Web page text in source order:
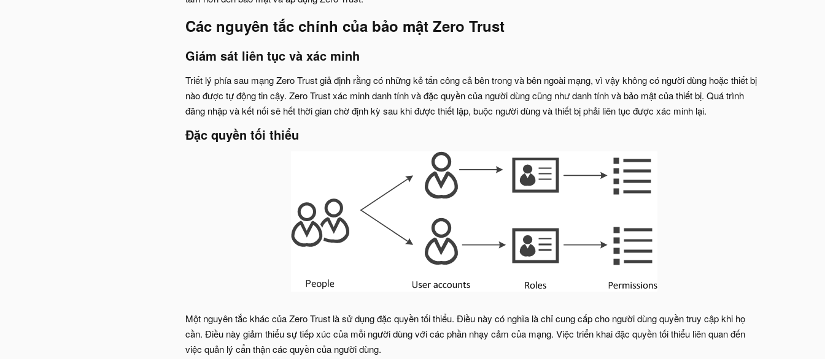
Các nguyên tắc chính của bảo mật Zero Trust
Giám sát liên tục và xác minh
Triết lý phía sau mạng Zero Trust giả định rằng có những kẻ tấn công cả bên trong và bên ngoài mạng, vì vậy không có người dùng hoặc thiết bị
nào được tự động tin cậy. Zero Trust xác minh danh tính và đặc quyền của người dùng cũng như danh tính và bảo mật của thiết bị. Quá trình
đăng nhập và kết nối sẽ hết thời gian chờ định kỳ sau khi được thiết lập, buộc người dùng và thiết bị phải liên tục được xác minh lại.
Đặc quyền tối thiểu
Một nguyên tắc khác của Zero Trust là sử dụng đặc quyền tối thiểu. Điều này có nghĩa là chỉ cung cấp cho người dùng quyền truy cập khi họ
cần. Điều này giảm thiểu sự tiếp xúc của mỗi người dùng với các phần nhạy cảm của mạng. Việc triển khai đặc quyền tối thiểu liên quan đến
việc quản lý cẩn thận các quyền của người dùng.